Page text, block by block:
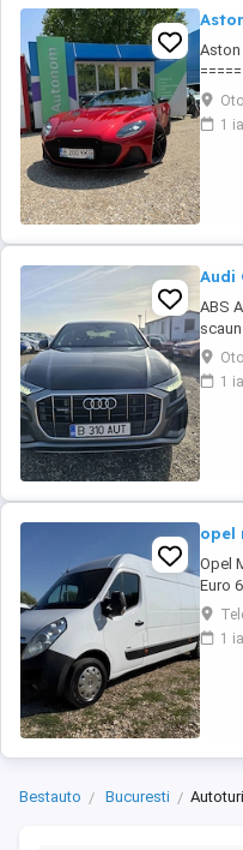
Aston
ABS
1
Audi
ABS
1
opel
Opel
Euro
Navi -
1
Bestauto Bucuresti